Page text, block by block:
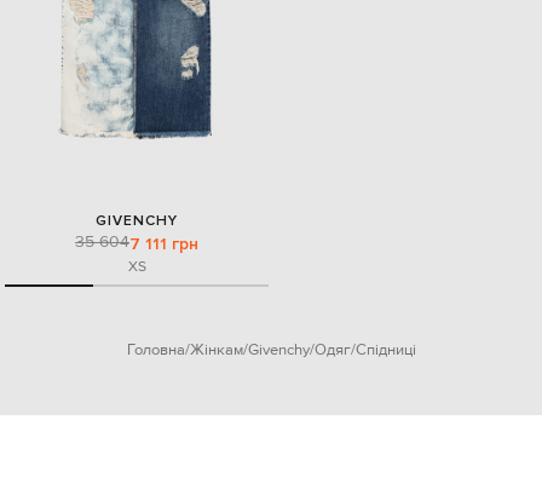
GIVENCHY
35 6047 111 грн
XS
Головна Жінкам Givenchy Одяг Спідниці